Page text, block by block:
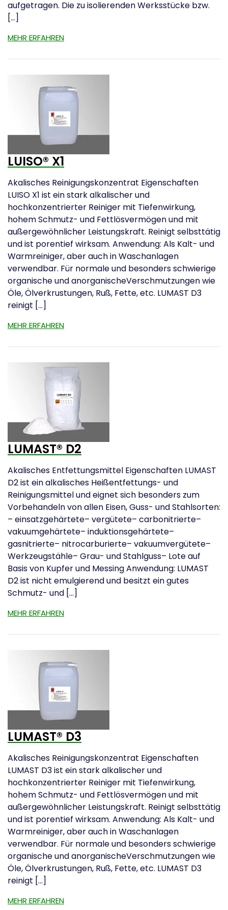
aufgetragen. Die zu isolierenden Werksstücke bzw.
[…]
MEHR ERFAHREN
LUISO® X1
Akalisches Reinigungskonzentrat Eigenschaften
LUISO X1 ist ein stark alkalischer und
hochkonzentrierter Reiniger mit Tiefenwirkung,
hohem Schmutz- und Fettlösvermögen und mit
außergewöhnlicher Leistungskraft. Reinigt selbsttätig
und ist porentief wirksam. Anwendung: Als Kalt- und
Warmreiniger, aber auch in Waschanlagen
verwendbar. Für normale und besonders schwierige
organische und anorganischeVerschmutzungen wie
Öle, Ölverkrustungen, Ruß, Fette, etc. LUMAST D3
reinigt […]
MEHR ERFAHREN
LUMAST® D2
Akalisches Entfettungsmittel Eigenschaften LUMAST
D2 ist ein alkalisches Heißentfettungs- und
Reinigungsmittel und eignet sich besonders zum
Vorbehandeln von allen Eisen, Guss- und Stahlsorten:
– einsatzgehärtete– vergütete– carbonitrierte–
vakuumgehärtete– induktionsgehärtete–
gasnitrierte– nitrocarburierte– vakuumvergütete–
Werkzeugstähle– Grau- und Stahlguss– Lote auf
Basis von Kupfer und Messing Anwendung: LUMAST
D2 ist nicht emulgierend und besitzt ein gutes
Schmutz- und […]
MEHR ERFAHREN
LUMAST® D3
Akalisches Reinigungskonzentrat Eigenschaften
LUMAST D3 ist ein stark alkalischer und
hochkonzentrierter Reiniger mit Tiefenwirkung,
hohem Schmutz- und Fettlösvermögen und mit
außergewöhnlicher Leistungskraft. Reinigt selbsttätig
und ist porentief wirksam. Anwendung: Als Kalt- und
Warmreiniger, aber auch in Waschanlagen
verwendbar. Für normale und besonders schwierige
organische und anorganischeVerschmutzungen wie
Öle, Ölverkrustungen, Ruß, Fette, etc. LUMAST D3
reinigt […]
MEHR ERFAHREN